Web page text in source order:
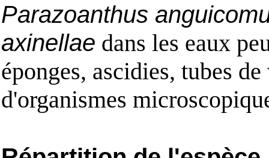
Parazoanthus
axinellae dans les eaux
éponges, ascidies, tubes
d'organismes